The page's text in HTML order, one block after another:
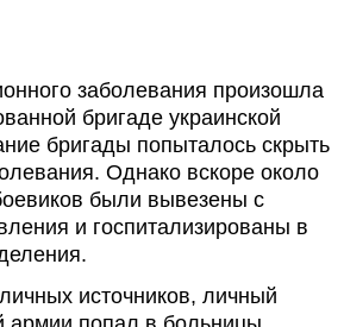
заболевания произошла
бригаде украинской
бригады попыталось скрыть
Однако вскоре около
были вывезены с
и госпитализированы в
источников, личный